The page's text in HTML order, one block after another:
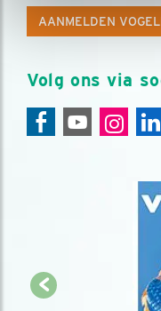
AANMELDEN
Volg ons via